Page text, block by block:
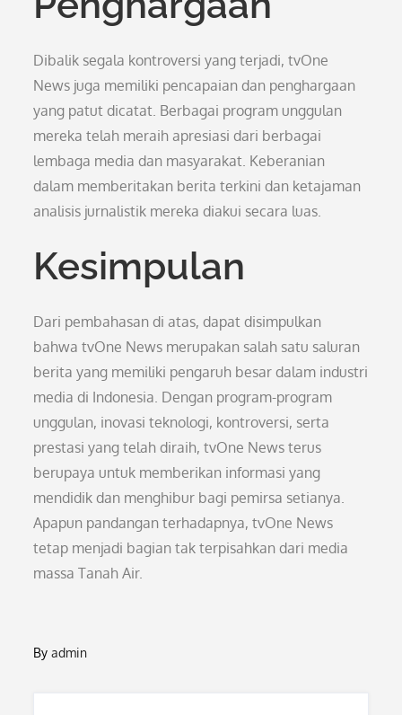
Dibalik segala kontroversi yang terjadi, tvOne
News juga memiliki pencapaian dan penghargaan
yang patut dicatat. Berbagai program unggulan
mereka telah meraih apresiasi dari berbagai
lembaga media dan masyarakat. Keberanian
dalam memberitakan berita terkini dan ketajaman
analisis jurnalistik mereka diakui secara luas.
Kesimpulan
Dari pembahasan di atas, dapat disimpulkan
bahwa tvOne News merupakan salah satu saluran
berita yang memiliki pengaruh besar dalam industri
media di Indonesia. Dengan program-program
unggulan, inovasi teknologi, kontroversi, serta
prestasi yang telah diraih, tvOne News terus
berupaya untuk memberikan informasi yang
mendidik dan menghibur bagi pemirsa setianya.
Apapun pandangan terhadapnya, tvOne News
tetap menjadi bagian tak terpisahkan dari media
massa Tanah Air.
Byadmin